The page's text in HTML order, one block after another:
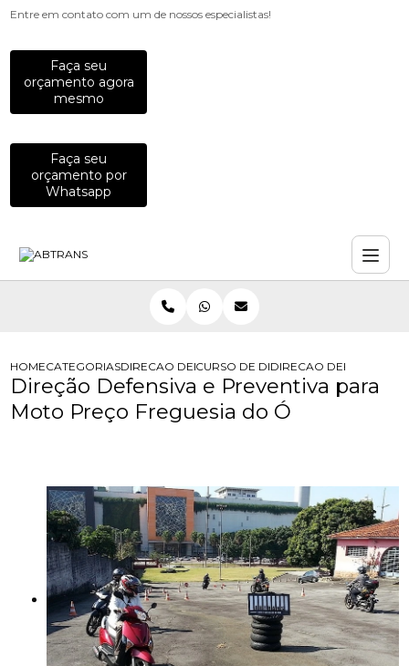
Entre em contato com um de nossos especialistas!
Faça seu
orçamento agora
mesmo
Faça seu
orçamento por
Whatsapp
HOMECATEGORIASDIRECAO DEFENSIVACURSO DE DIRECAO DEFENSIVA
DIRECAO DEFENSIVA E
Direção Defensiva e Preventiva para
Moto Preço Freguesia do Ó